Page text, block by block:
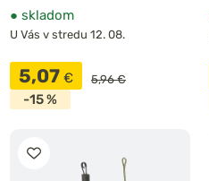
● skladom
U Vás v stredu 12. 08.
5,07 € 5,96 €
-15 %